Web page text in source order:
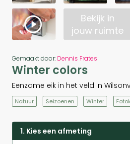
Bekijk in
jouw ruimte
Gemaakt door: Dennis Frates
Winter colors
Eenzame eik in het veld in
Natuur Seizoenen Winter
1. Kies een afmeting